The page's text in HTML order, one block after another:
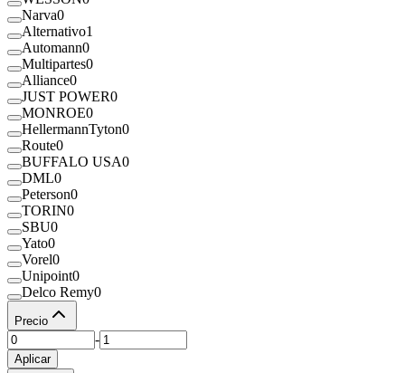
Narva0
Alternativo1
Automann0
Multipartes0
Alliance0
JUST POWER0
MONROE0
HellermannTyton0
Route0
BUFFALO USA0
DML0
Peterson0
TORIN0
SBU0
Yato0
Vorel0
Unipoint0
Delco Remy0
Precio
-
Aplicar